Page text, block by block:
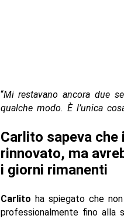
“Mi restavano ancora due
qualche modo. È l’unica
Carlito sapeva
rinnovato, ma
i giorni rimanenti
Carlito ha spiegato che
professionalmente fino alla